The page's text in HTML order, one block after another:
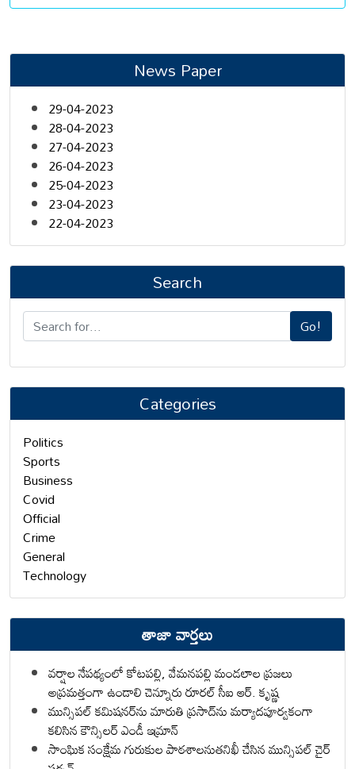
News Paper
29-04-2023
28-04-2023
27-04-2023
26-04-2023
25-04-2023
23-04-2023
22-04-2023
Search
Go!
Categories
Politics
Sports
Business
Covid
Official
Crime
General
Technology
తాజా వార్తలు
వర్షాల నేపథ్యంలో కోటపల్లి, వేమనపల్లి మండలాల ప్రజలు
అప్రమత్తంగా ఉండాలి చెన్నూరు రూరల్ సీఐ ఆర్. కృష్ణ
మున్సిపల్ కమిషనర్‌ను మారుతి ప్రసాద్‌ను మర్యాదపూర్వకంగా
కలిసిన కౌన్సిలర్ ఎండీ ఇమ్రాన్ ​
సాంఘిక సంక్షేమ గురుకుల పాఠశాలనుతనిఖీ చేసిన మున్సిపల్ చైర్